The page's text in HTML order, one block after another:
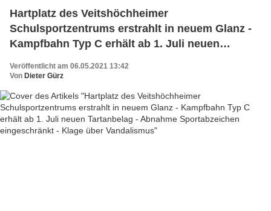
Hartplatz des Veitshöchheimer
Schulsportzentrums erstrahlt in neuem Glanz -
Kampfbahn Typ C erhält ab 1. Juli neuen
eingeschränkt - Klage über Vandalismus
Veröffentlicht am 06.05.2021 13:42
Von Dieter Gürz